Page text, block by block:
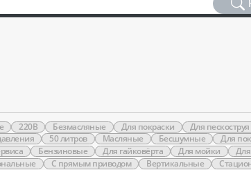
220В Безмасляные Для покраски Для пескоструя
50 литров Масляные Бесшумные Для
Бензиновые Для гайковёрта Для мойки
С прямым приводом Вертикальные